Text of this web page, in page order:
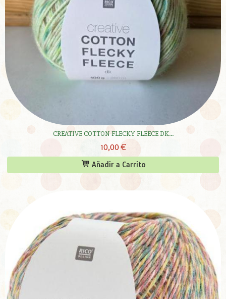
CREATIVE COTTON FLECKY FLEECE DK...
10,00 €
Añadir a Carrito